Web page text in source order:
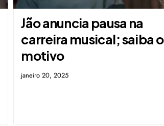
Jão anuncia pausa na
carreira musical; saiba o
motivo
janeiro 20, 2025